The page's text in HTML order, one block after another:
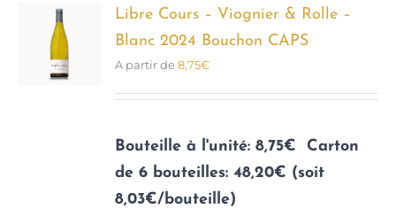
Libre Cours – Viognier & Rolle –
Blanc 2024 Bouchon CAPS
A partir de8,75€
Bouteille à l'unité: 8,75€
Carton
de 6 bouteilles: 48,20€ (soit
8,03€/bouteille)